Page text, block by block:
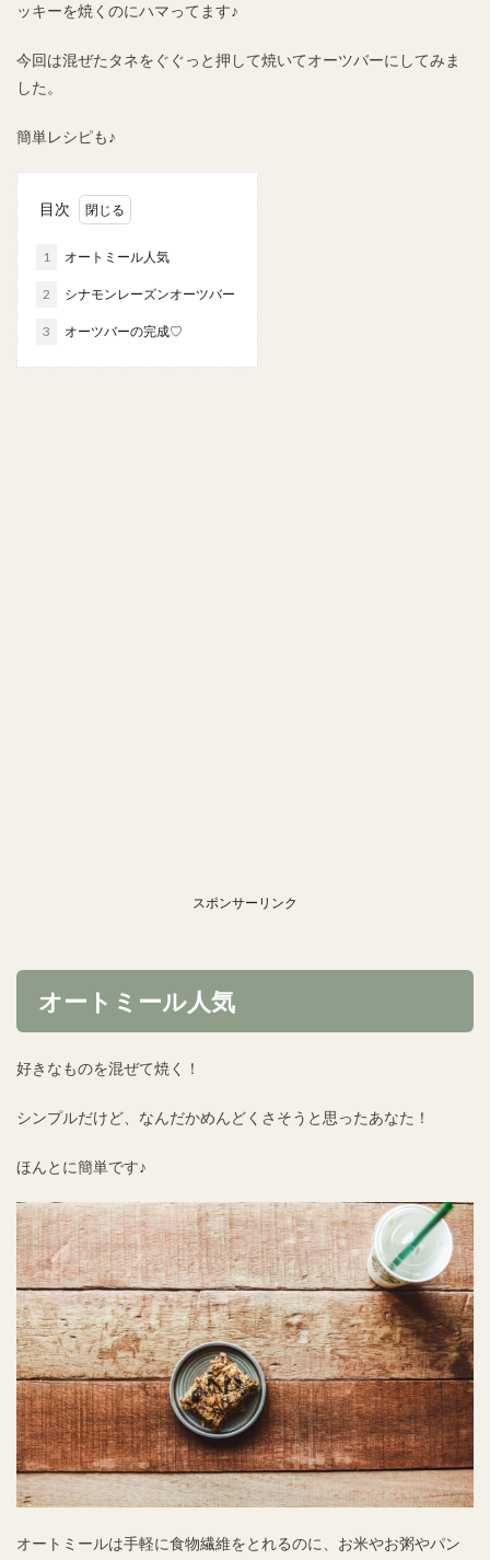
ッキーを焼くのにハマってます♪
今回は混ぜたタネをぐぐっと押して焼いてオーツバーにしてみま
した。
簡単レシピも♪
目次
1 オートミール人気
2 シナモンレーズンオーツバー
3 オーツバーの完成♡
スポンサーリンク
オートミール人気
好きなものを混ぜて焼く！
シンプルだけど、なんだかめんどくさそうと思ったあなた！
ほんとに簡単です♪
オートミールは手軽に食物繊維をとれるのに、お米やお粥やパン